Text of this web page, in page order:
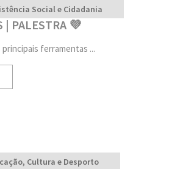
Social e Cidadania
| PALESTRA 💜
ferramentas ...
Cultura e Desporto